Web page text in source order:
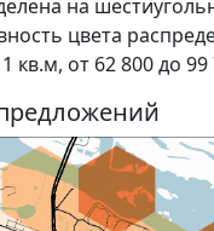
на
цвета
кв.м, от 62 800 до